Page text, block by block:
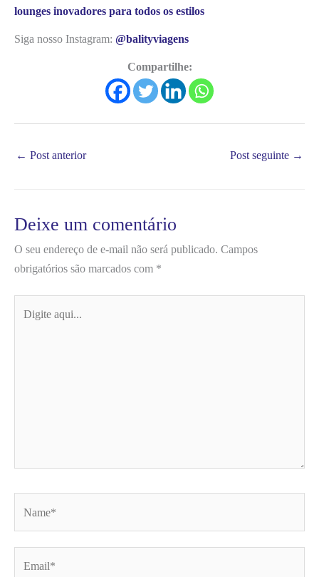
lounges inovadores para todos os estilos
Siga nosso Instagram: @balityviagens
Compartilhe:
← Post anterior Post seguinte →
Deixe um comentário
O seu endereço de e-mail não será publicado. Campos
obrigatórios são marcados com *
aqui...